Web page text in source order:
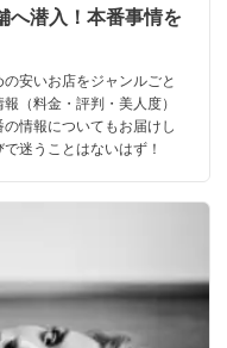
へ潜入！本番事情を
安いお店をジャンルごと
（料金・評判・美人度）
情報についてもお届けし
迷うことはないはず！